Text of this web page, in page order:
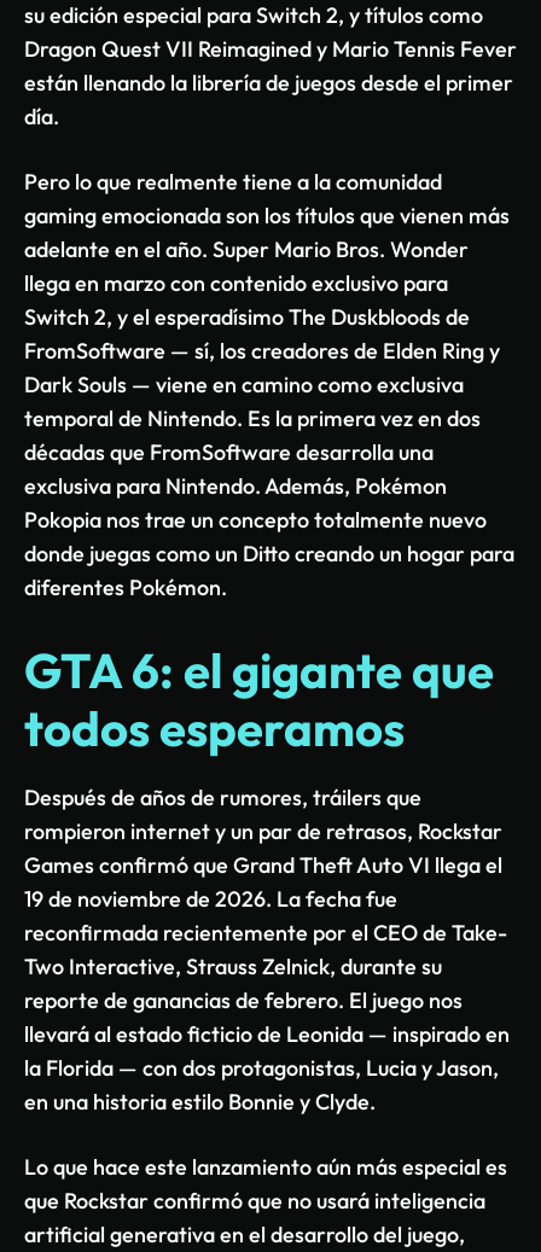
su edición especial para Switch 2, y títulos como
Dragon Quest VII Reimagined y Mario Tennis Fever
están llenando la librería de juegos desde el primer
día.
Pero lo que realmente tiene a la comunidad
gaming emocionada son los títulos que vienen más
adelante en el año. Super Mario Bros. Wonder
llega en marzo con contenido exclusivo para
Switch 2, y el esperadísimo The Duskbloods de
FromSoftware — sí, los creadores de Elden Ring y
Dark Souls — viene en camino como exclusiva
temporal de Nintendo. Es la primera vez en dos
décadas que FromSoftware desarrolla una
exclusiva para Nintendo. Además, Pokémon
Pokopia nos trae un concepto totalmente nuevo
donde juegas como un Ditto creando un hogar para
diferentes Pokémon.
GTA 6: el gigante que
todos esperamos
Después de años de rumores, tráilers que
rompieron internet y un par de retrasos, Rockstar
Games confirmó que Grand Theft Auto VI llega el
19 de noviembre de 2026. La fecha fue
reconfirmada recientemente por el CEO de Take-
Two Interactive, Strauss Zelnick, durante su
reporte de ganancias de febrero. El juego nos
llevará al estado ficticio de Leonida — inspirado en
la Florida — con dos protagonistas, Lucia y Jason,
en una historia estilo Bonnie y Clyde.
Lo que hace este lanzamiento aún más especial es
que Rockstar confirmó que no usará inteligencia
artificial generativa en el desarrollo del juego,